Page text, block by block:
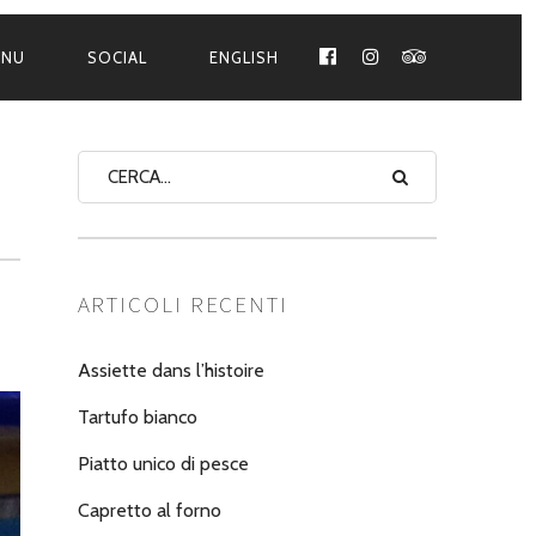
SOCIAL ENGLISH
FACEBOOK
INSTAGRAM
ARTICOLI RECENTI
Assiette dans l’histoire
Tartufo bianco
Piatto unico di pesce
Capretto al forno